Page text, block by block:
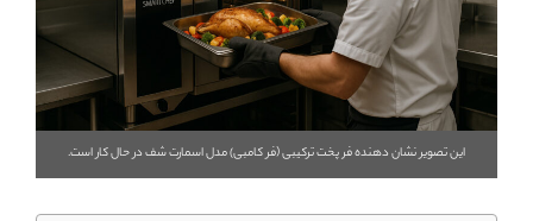
این تصویر نشان دهنده فر پخت ترکیبی (فر کامبی) مدل اسمارت شف در حال کار است.